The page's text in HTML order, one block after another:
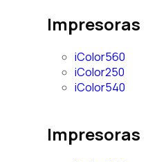
Impresoras
iColor560
iColor250
iColor540
Impresoras